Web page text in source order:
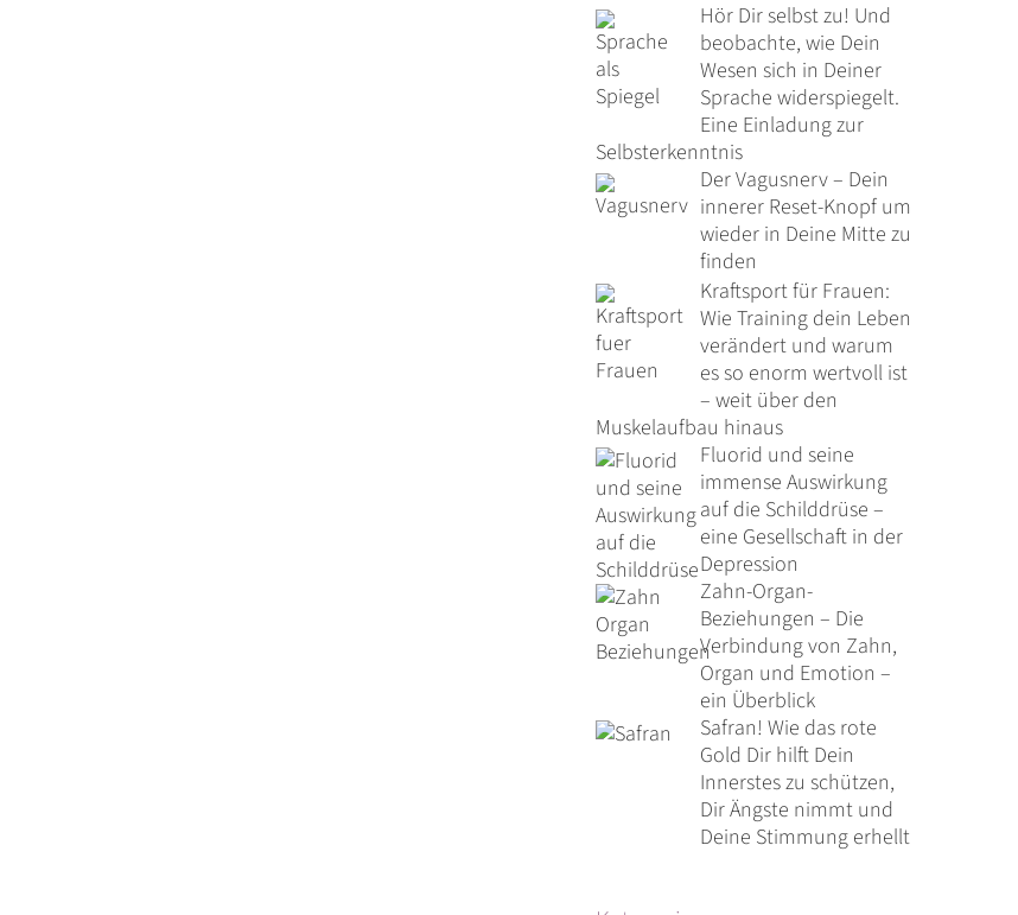
Hör Dir selbst zu! Und
beobachte, wie Dein
Wesen sich in Deiner
Sprache widerspiegelt.
Eine Einladung zur
Selbsterkenntnis
Der Vagusnerv – Dein
innerer Reset-Knopf um
wieder in Deine Mitte zu
finden
Kraftsport für Frauen:
Wie Training dein Leben
verändert und warum
es so enorm wertvoll ist
– weit über den
Muskelaufbau hinaus
Fluorid und seine
immense Auswirkung
auf die Schilddrüse –
eine Gesellschaft in der
Depression
Zahn-Organ-
Beziehungen – Die
Verbindung von Zahn,
Organ und Emotion –
ein Überblick
Safran! Wie das rote
Gold Dir hilft Dein
Innerstes zu schützen,
Dir Ängste nimmt und
Deine Stimmung erhellt